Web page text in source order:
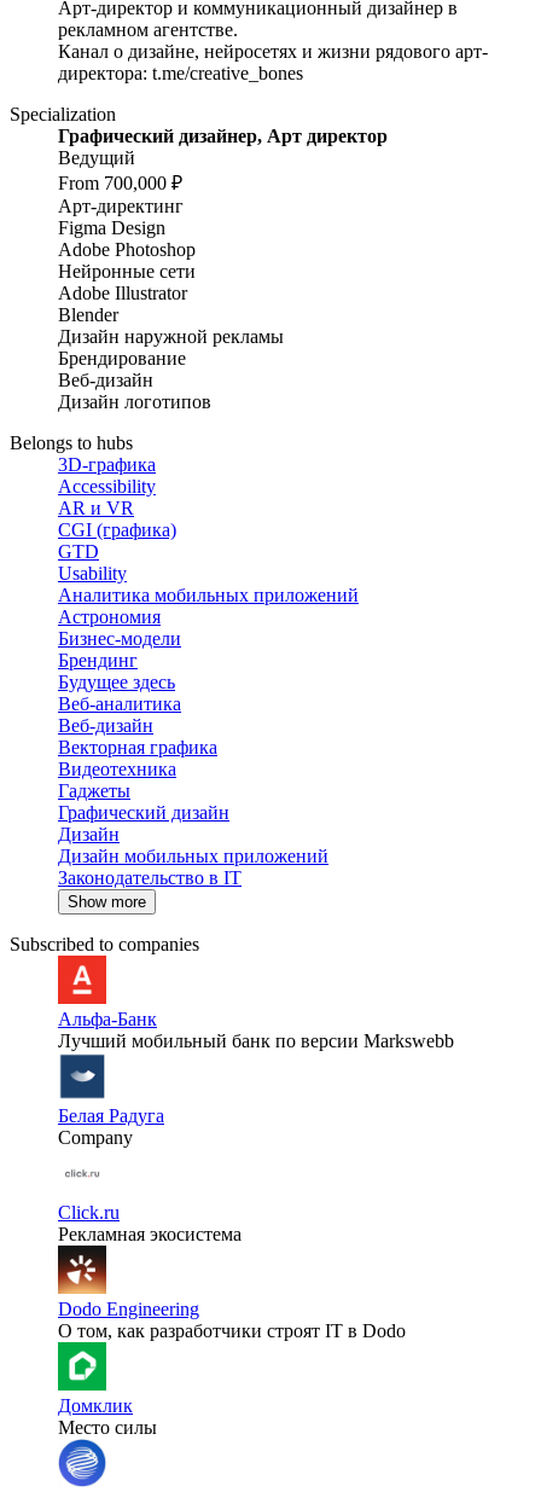
Арт-директор и коммуникационный дизайнер в
рекламном агентстве.
Канал о дизайне, нейросетях и жизни рядового арт-
директора: t.me/creative_bones
Specialization
Графический дизайнер, Арт директор
Ведущий
From 700,000 ₽
Арт-директинг
Figma Design
Adobe Photoshop
Нейронные сети
Adobe Illustrator
Blender
Дизайн наружной рекламы
Брендирование
Веб-дизайн
Дизайн логотипов
Belongs to hubs
3D-графика
Accessibility
AR и VR
CGI (графика)
GTD
Usability
Аналитика мобильных приложений
Астрономия
Бизнес-модели
Брендинг
Будущее здесь
Веб-аналитика
Веб-дизайн
Векторная графика
Видеотехника
Гаджеты
Графический дизайн
Дизайн
Дизайн мобильных приложений
Законодательство в IT
Show more
Subscribed to companies
Альфа-Банк
Лучший мобильный банк по версии Markswebb
Белая Радуга
Company
Click.ru
Рекламная экосистема
Dodo Engineering
О том, как разработчики строят IT в Dodo
Домклик
Место силы